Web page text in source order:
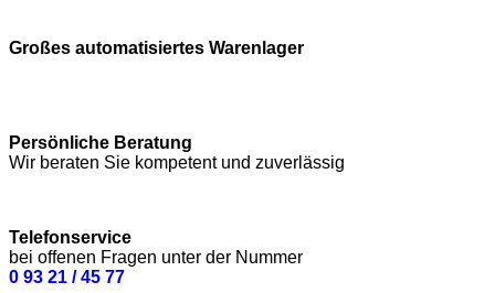
Großes automatisiertes Warenlager
Persönliche Beratung
Wir beraten Sie kompetent und zuverlässig
Telefonservice
bei offenen Fragen unter der Nummer
0 93 21 / 45 77